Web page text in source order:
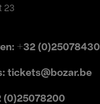
23
+32 (0)25078430
tickets@bozar.be
(0)25078200